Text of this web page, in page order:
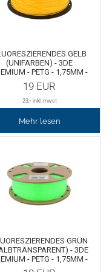
GELB
(UNIFARBEN) - 3DE
- PETG - 1,75MM -
1KG
19 EUR
23,- inkl. mwst
Mehr lesen
GRÜN
- 3DE
- PETG - 1,75MM -
1KG